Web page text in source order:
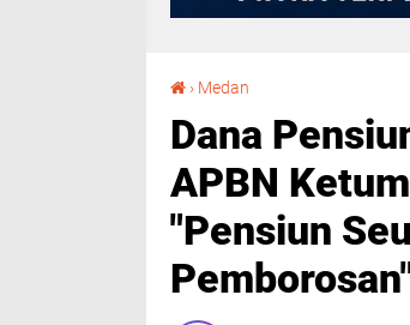
› Medan
Dana
APBN
"Pensiun